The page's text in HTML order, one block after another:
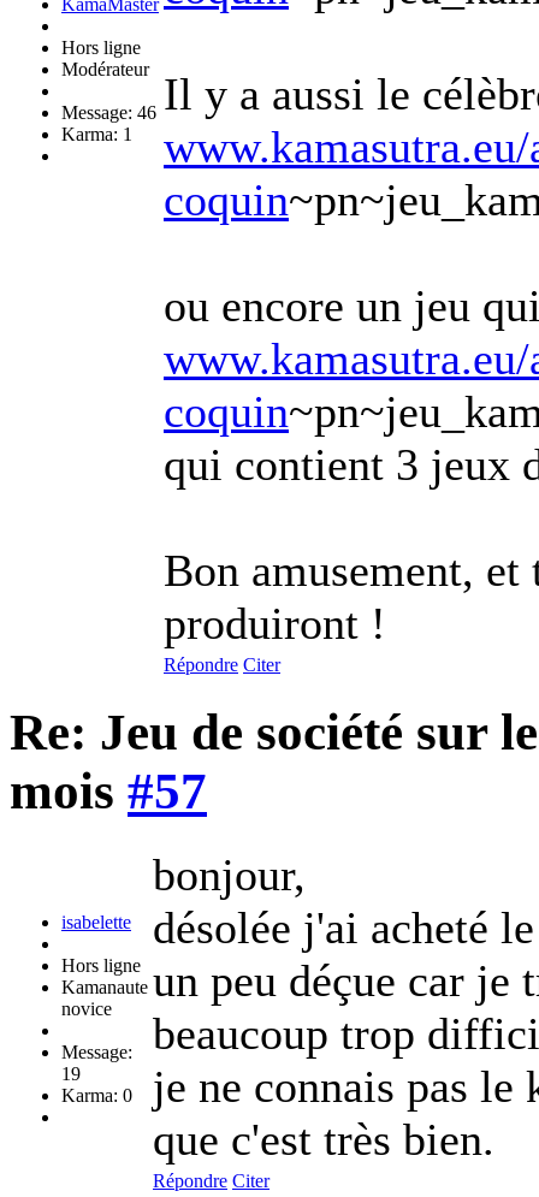
Hors ligne
Modérateur
Message: 46
Karma: 1
Il y a aussi le
coquin
ou encore un jeu
coquin
qui contient 3 jeux
Bon amusement,
produiront !
Répondre Citer
Re: Jeu de société sur
mois #57
isabelette
Hors ligne
Kamanaute
novice
Message:
19
Karma: 0
bonjour,
désolée j'ai acheté
un peu déçue car je
beaucoup trop
je ne connais pas
que c'est très bien.
Répondre Citer